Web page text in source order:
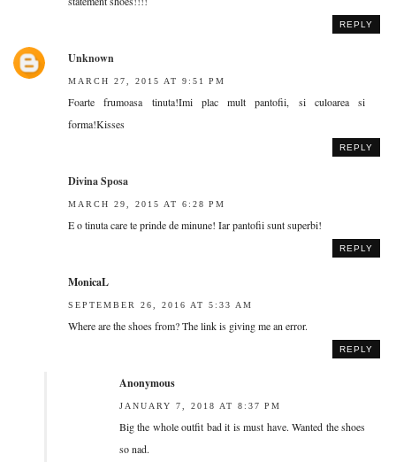
REPLY
Unknown
MARCH 27, 2015 AT 9:51 PM
Foarte frumoasa tinuta!Imi plac mult pantofii, si culoarea si
forma!Kisses
REPLY
Divina Sposa
MARCH 29, 2015 AT 6:28 PM
E o tinuta care te prinde de minune! Iar pantofii sunt superbi!
REPLY
MonicaL
SEPTEMBER 26, 2016 AT 5:33 AM
Where are the shoes from? The link is giving me an error.
REPLY
Anonymous
JANUARY 7, 2018 AT 8:37 PM
Big the whole outfit bad it is must have. Wanted the shoes
so nad.